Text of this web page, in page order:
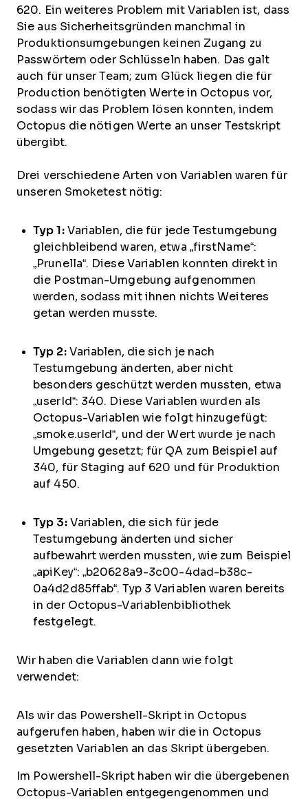
620. Ein weiteres Problem mit Variablen ist, dass
Sie aus Sicherheitsgründen manchmal in
Produktionsumgebungen keinen Zugang zu
Passwörtern oder Schlüsseln haben. Das galt
auch für unser Team; zum Glück liegen die für
Production benötigten Werte in Octopus vor,
sodass wir das Problem lösen konnten, indem
Octopus die nötigen Werte an unser Testskript
übergibt.
Drei verschiedene Arten von Variablen waren für
unseren Smoketest nötig:
Typ 1:Variablen, die für jede Testumgebung
gleichbleibend waren, etwa „firstName“:
„Prunella“. Diese Variablen konnten direkt in
die Postman-Umgebung aufgenommen
werden, sodass mit ihnen nichts Weiteres
getan werden musste.
Typ 2:Variablen, die sich je nach
Testumgebung änderten, aber nicht
besonders geschützt werden mussten, etwa
„userId“: 340. Diese Variablen wurden als
Octopus-Variablen wie folgt hinzugefügt:
„smoke.userId“, und der Wert wurde je nach
Umgebung gesetzt; für QA zum Beispiel auf
340, für Staging auf 620 und für Produktion
auf 450.
Typ 3:Variablen, die sich für jede
Testumgebung änderten und sicher
aufbewahrt werden mussten, wie zum Beispiel
„apiKey“: „b20628a9-3c00-4dad-b38c-
0a4d2d85ffab“. Typ 3 Variablen waren bereits
in der Octopus-Variablenbibliothek
festgelegt.
Wir haben die Variablen dann wie folgt
verwendet:
Als wir das Powershell-Skript in Octopus
aufgerufen haben, haben wir die in Octopus
gesetzten Variablen an das Skript übergeben.
Im Powershell-Skript haben wir die übergebenen
Octopus-Variablen entgegengenommen und